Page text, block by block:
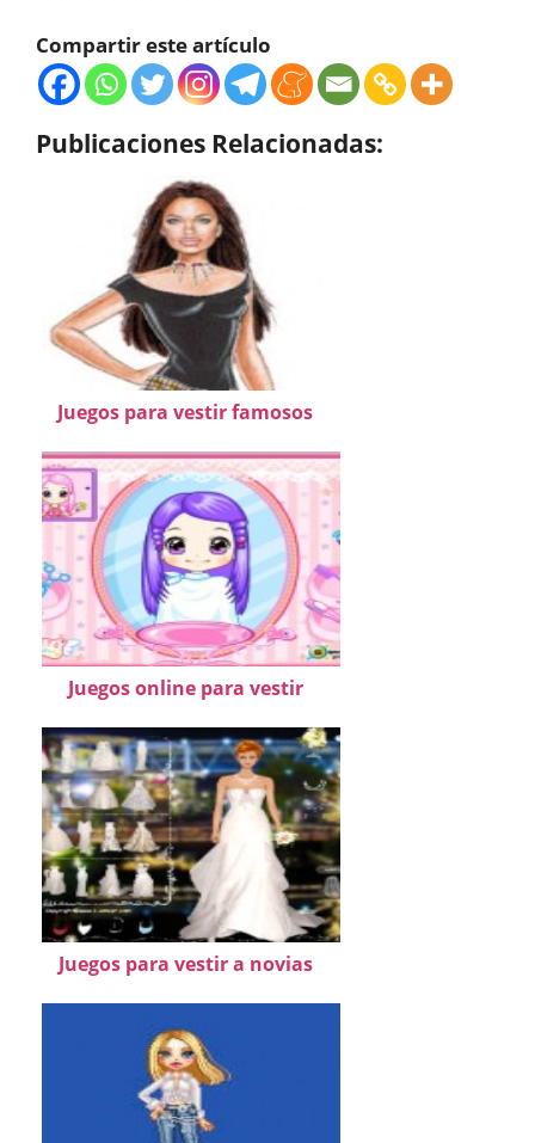
Compartir este artículo
Publicaciones Relacionadas:
Juegos para vestir famosos
Juegos online para vestir
Juegos para vestir a novias